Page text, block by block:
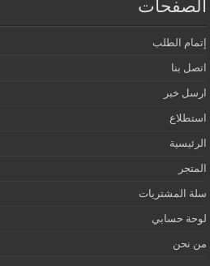
الصفحات
إتمام الطلب
اتصل بنا
ارسل خبر
استطلاع
الرئيسية
المتجر
سلة المشتريات
لوحة حسابي
من نحن